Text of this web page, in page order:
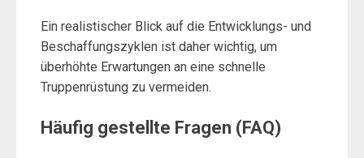
Ein realistischer Blick auf die Entwicklungs- und
Beschaffungszyklen ist daher wichtig, um
überhöhte Erwartungen an eine schnelle
Truppenrüstung zu vermeiden.
Häufig gestellte Fragen (FAQ)